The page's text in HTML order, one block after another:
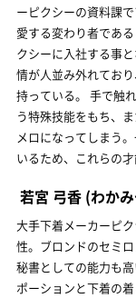
ーピクシーの資料課
愛する変わり者であ
クシーに入社する事
情が人並み外れてお
持っている。 手で触
う特殊技能をもち、
メロになってしまう
いるため、これらの
若宮 弓香 (わか
大手下着メーカーピ
性。ブロンドのセミ
秘書としての能力も
ポーションと下着の